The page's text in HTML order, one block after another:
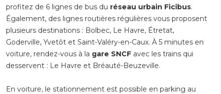
profitez de 6 lignes de bus du réseau urbain Ficibus.
Également, des lignes routières régulières vous proposent
plusieurs destinations : Bolbec, Le Havre, Étretat,
Goderville, Yvetôt et Saint-Valéry-en-Caux. À 5 minutes en
voiture, rendez-vous à la gare SNCF avec les trains qui
desservent : Le Havre et Bréauté-Beuzeville.
En voiture, le stationnement est possible en parking au